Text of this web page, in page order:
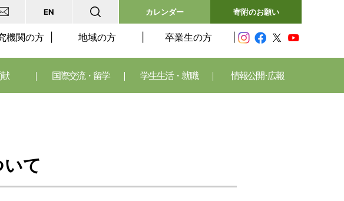
EN カレンダー 寄附のお願い
機関の方 地域の方 卒業生の方
国際交流・留学 学生生活・就職 情報公開･広報
て